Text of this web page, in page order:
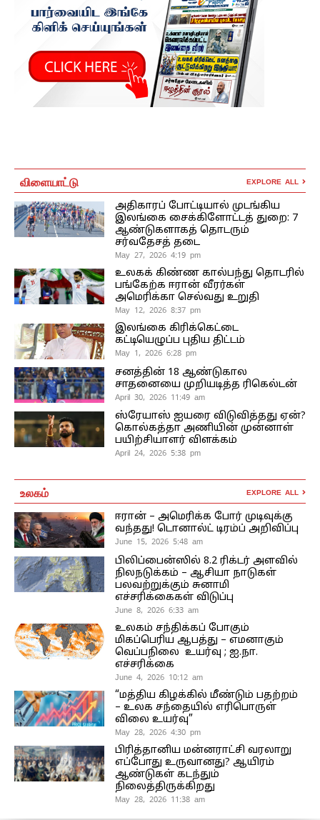
விளையாட்டு EXPLORE ALL
அதிகாரப் போட்டியால் முடங்கிய
இலங்கை சைக்கிளோட்டத் துறை: 7
ஆண்டுகளாகத் தொடரும்
சர்வதேசத் தடை
May 27, 2026 4:19 pm
உலகக் கிண்ண கால்பந்து தொடரில்
பங்கேற்க ஈரான் வீரர்கள்
அமெரிக்கா செல்வது உறுதி
May 12, 2026 8:37 pm
இலங்கை கிரிக்கெட்டை
கட்டியெழுப்ப புதிய திட்டம்
May 1, 2026 6:28 pm
சனத்தின் 18 ஆண்டுகால
சாதனையை முறியடித்த ரிகெல்டன்
April 30, 2026 11:49 am
ஸ்ரேயாஸ் ஐயரை விடுவித்தது ஏன்?
கொல்கத்தா அணியின் முன்னாள்
பயிற்சியாளர் விளக்கம்
April 24, 2026 5:38 pm
உலகம் EXPLORE ALL
ஈரான் – அமெரிக்க போர் முடிவுக்கு
வந்தது! டொனால்ட் டிரம்ப் அறிவிப்பு
June 15, 2026 5:48 am
பிலிப்பைன்ஸில் 8.2 ரிக்டர் அளவில்
நிலநடுக்கம் – ஆசியா நாடுகள்
பலவற்றுக்கும் சுனாமி
எச்சரிக்கைகள் விடுப்பு
June 8, 2026 6:33 am
உலகம் சந்திக்கப் போகும்
மிகப்பெரிய ஆபத்து – எமனாகும்
வெப்பநிலை உயர்வு ; ஐ.நா.
எச்சரிக்கை
June 4, 2026 10:12 am
“மத்திய கிழக்கில் மீண்டும் பதற்றம்
– உலக சந்தையில் எரிபொருள்
விலை உயர்வு”
May 28, 2026 4:30 pm
பிரித்தானிய மன்னராட்சி வரலாறு
எப்போது உருவானது? ஆயிரம்
ஆண்டுகள் கடந்தும்
நிலைத்திருக்கிறது
May 28, 2026 11:38 am